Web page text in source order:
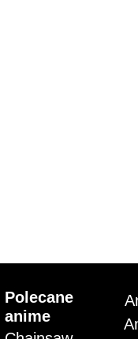
Polecane
anime